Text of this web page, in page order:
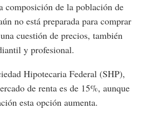
composición de la población de
no está preparada para comprar
cuestión de precios, también
y profesional.
Hipotecaria Federal (SHP),
de renta es de 15%, aunque
esta opción aumenta.